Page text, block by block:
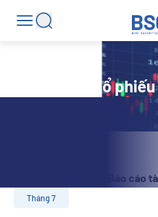
Tin tức mã cổ phiếu
Tháng 7
NAP: Báo cáo